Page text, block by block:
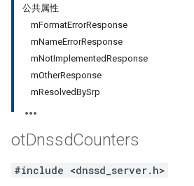
公共属性
mFormatErrorResponse
mNameErrorResponse
mNotImplementedResponse
mOtherResponse
mResolvedBySrp
otDnssdCounters
#include <dnssd_server.h>